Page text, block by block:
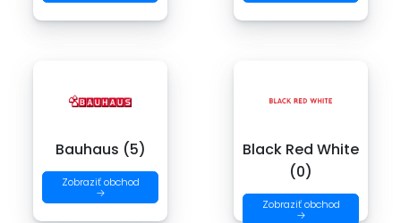
Bauhaus (5)
Zobraziť obchod
→
Black Red White
(0)
Zobraziť obchod
→